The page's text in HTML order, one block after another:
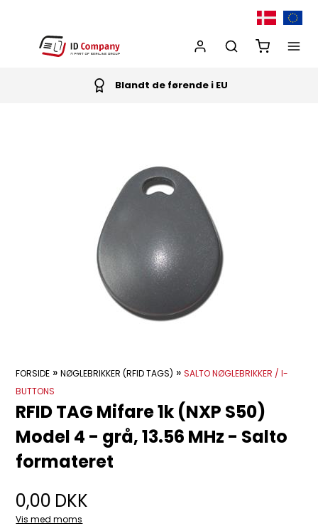
Blandt de førende i EU
FORSIDE »NØGLEBRIKKER (RFID TAGS) »SALTO NØGLEBRIKKER / I-
BUTTONS
RFID TAG Mifare 1k (NXP S50)
Model 4 - grå, 13.56 MHz - Salto
formateret
0,00 DKK
Vis med moms